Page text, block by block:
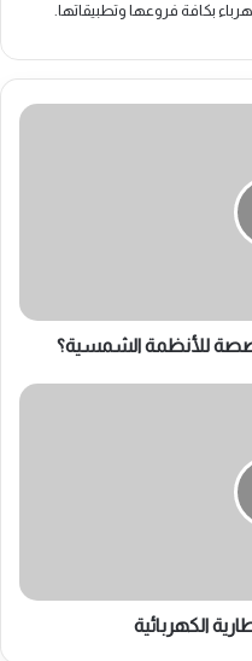
بكافة فروعها وتطبيقاتها.
للأنظمة الشمسية؟
الكهربائية